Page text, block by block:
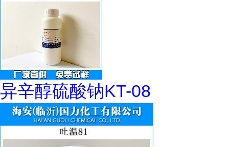
异辛醇硫酸钠KT-08